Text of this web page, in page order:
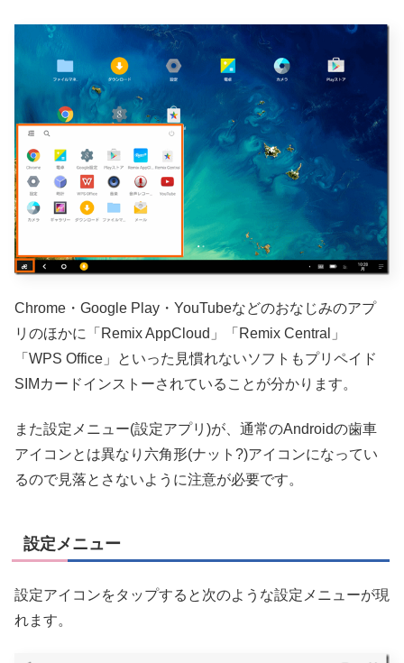
Chrome・Google Play・YouTubeなどのおなじみのアプ
リのほかに「Remix AppCloud」「Remix Central」
「WPS Office」といった見慣れないソフトもプリペイド
SIMカードインストーされていることが分かります。
また設定メニュー(設定アプリ)が、通常のAndroidの歯車
アイコンとは異なり六角形(ナット?)アイコンになってい
るので見落とさないように注意が必要です。
設定メニュー
設定アイコンをタップすると次のような設定メニューが現
れます。